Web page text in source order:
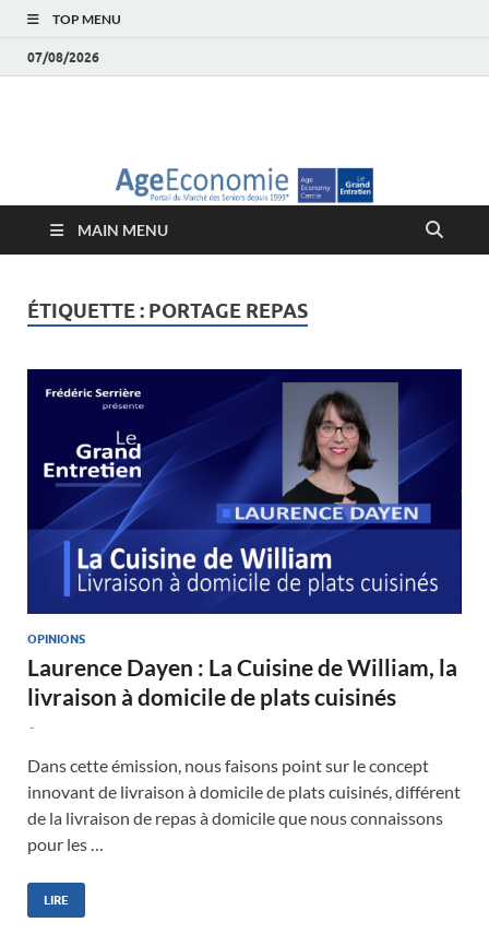
TOP MENU
07/08/2026
économie – Marché
des Seniors
MAIN MENU
ÉTIQUETTE : PORTAGE REPAS
OPINIONS
Laurence Dayen : La Cuisine de William, la
livraison à domicile de plats cuisinés
-
Dans cette émission, nous faisons point sur le concept
innovant de livraison à domicile de plats cuisinés, différent
de la livraison de repas à domicile que nous connaissons
pour les …
LIRE